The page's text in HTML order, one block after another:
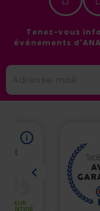
Tenez-vous
événements